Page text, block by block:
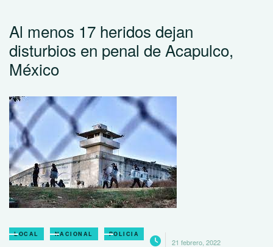
Al menos 17 heridos dejan
disturbios en penal de Acapulco,
México
LOCAL NACIONAL POLICIA
21 febrero, 2022